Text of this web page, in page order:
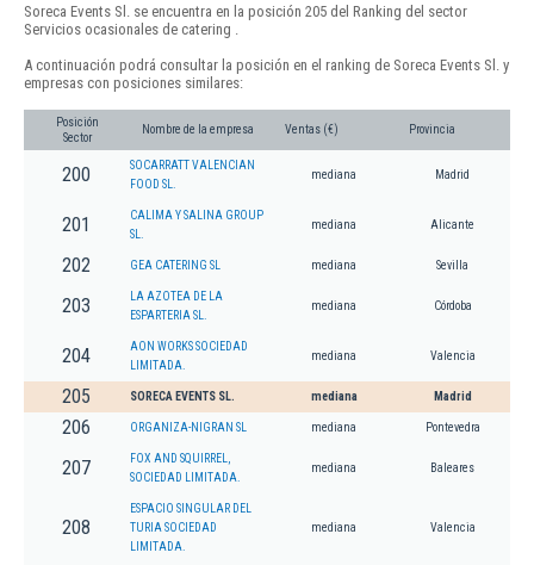
Soreca Events Sl. se encuentra en la posición 205 del Ranking del sector
Servicios ocasionales de catering .
A continuación podrá consultar la posición en el ranking de Soreca Events Sl. y
empresas con posiciones similares:
Posición
Sector
Nombre de la empresa Ventas (€) Provincia
200
SOCARRATT VALENCIAN
FOOD SL.
mediana Madrid
201
CALIMA Y SALINA GROUP
SL.
mediana Alicante
202 GEA CATERING SL mediana Sevilla
203
LA AZOTEA DE LA
ESPARTERIA SL.
mediana Córdoba
204
AON WORKS SOCIEDAD
LIMITADA.
mediana Valencia
205 SORECA EVENTS SL. mediana Madrid
206 ORGANIZA-NIGRAN SL mediana Pontevedra
207
FOX AND SQUIRREL,
SOCIEDAD LIMITADA.
mediana Baleares
208
ESPACIO SINGULAR DEL
TURIA SOCIEDAD
LIMITADA.
mediana Valencia